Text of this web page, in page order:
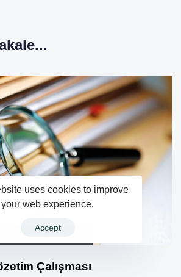
Özdemir Makaleleri
Çalışması
uses cookies to improve
your web experience.
Accept